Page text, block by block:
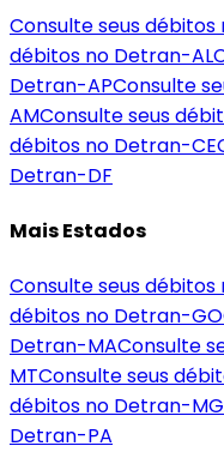
Consulte seus
débitos no Detran-AL
Detran-APConsulte
AMConsulte seus
débitos no Detran-CE
Detran-DF
Mais Estados
Consulte seus
débitos no Detran-GO
Detran-MAConsulte
MTConsulte seus
débitos no Detran-MG
Detran-PA